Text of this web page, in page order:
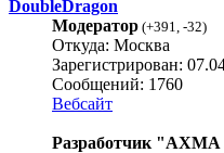
DoubleDragon
Модератор (+391 -32)
Откуда: Москва
Зарегистрирован:
Сообщений: 1760
Вебсайт
Разработчик